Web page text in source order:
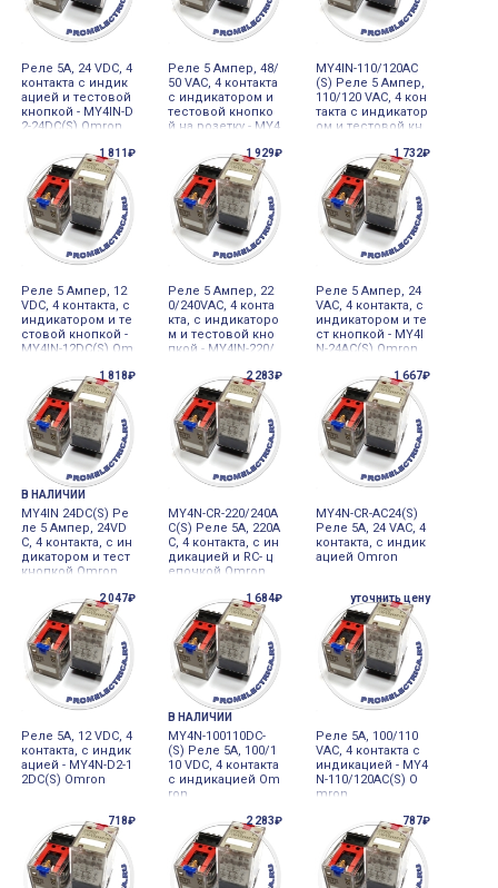
Реле 5А, 24 VDC, 4
контакта с индик
ацией и тестовой
кнопкой - MY4IN-D
2-24DC(S) Omron
Реле 5 Ампер, 48/
50 VAC, 4 контакта
с индикатором и
тестовой кнопко
й на розетку - MY4
MY4IN-110/120AC
(S) Реле 5 Ампер,
110/120 VAC, 4 кон
такта с индикатор
ом и тестовой кн
1 811₽
Реле 5 Ампер, 12
VDC, 4 контакта, с
индикатором и те
стовой кнопкой -
MY4IN-12DC(S) Om
1 929₽
Реле 5 Ампер, 22
0/240VAC, 4 конта
кта, с индикаторо
м и тестовой кно
пкой - MY4IN-220/
1 732₽
Реле 5 Ампер, 24
VAC, 4 контакта, с
индикатором и те
ст кнопкой - MY4I
N-24AC(S) Omron
1 818₽
В НАЛИЧИИ
MY4IN 24DC(S) Ре
ле 5 Ампер, 24VD
C, 4 контакта, с ин
дикатором и тест
кнопкой Omron
2 283₽
MY4N-CR-220/240A
C(S) Реле 5А, 220А
С, 4 контакта, с ин
дикацией и RC- ц
епочкой Omron
1 667₽
MY4N-CR-AC24(S)
Реле 5А, 24 VAC, 4
контакта, с индик
ацией Omron
2 047₽
Реле 5А, 12 VDC, 4
контакта, с индик
ацией - MY4N-D2-1
2DC(S) Omron
1 684₽
В НАЛИЧИИ
MY4N-100110DC-
(S) Реле 5А, 100/1
10 VDC, 4 контакта
с индикацией Om
ron
уточнить цену
Реле 5А, 100/110
VАС, 4 контакта с
индикацией - MY4
N-110/120AC(S) O
mron
718₽ 2 283₽ 787₽